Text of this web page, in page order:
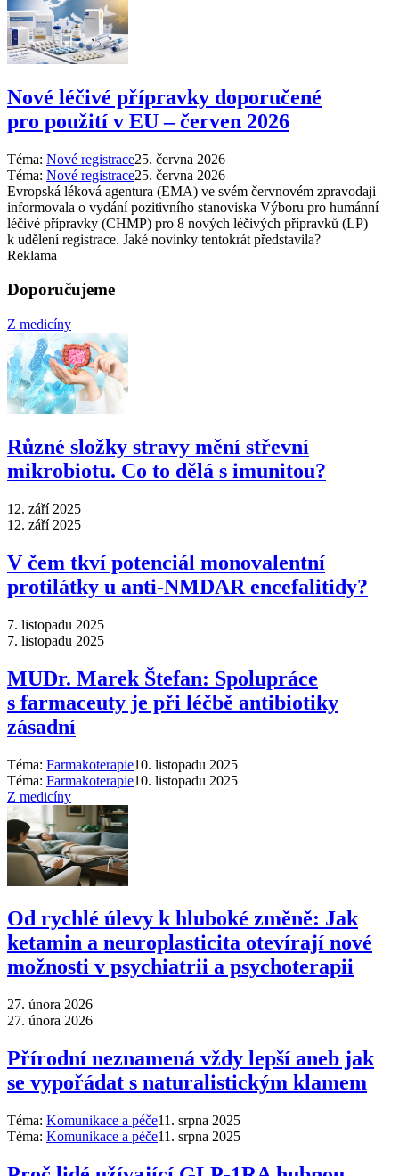
Nové léčivé přípravky doporučené
pro použití v EU –⁠ červen 2026
Téma: Nové registrace25. června 2026
Téma: Nové registrace25. června 2026
Evropská léková agentura (EMA) ve svém červnovém zpravodaji
informovala o vydání pozitivního stanoviska Výboru pro humánní
léčivé přípravky (CHMP) pro 8 nových léčivých přípravků (LP)
k udělení registrace. Jaké novinky tentokrát představila?
Reklama
Doporučujeme
Z medicíny
Různé složky stravy mění střevní
mikrobiotu. Co to dělá s imunitou?
12. září 2025
12. září 2025
V čem tkví potenciál monovalentní
protilátky u anti-NMDAR encefalitidy?
7. listopadu 2025
7. listopadu 2025
MUDr. Marek Štefan: Spolupráce
s farmaceuty je při léčbě antibiotiky
zásadní
Téma: Farmakoterapie10. listopadu 2025
Téma: Farmakoterapie10. listopadu 2025
Z medicíny
Od rychlé úlevy k hluboké změně: Jak
ketamin a neuroplasticita otevírají nové
možnosti v psychiatrii a psychoterapii
27. února 2026
27. února 2026
Přírodní neznamená vždy lepší aneb jak
se vypořádat s naturalistickým klamem
Téma: Komunikace a péče11. srpna 2025
Téma: Komunikace a péče11. srpna 2025